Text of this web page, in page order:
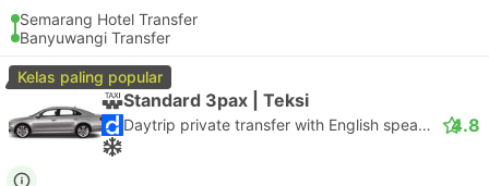
Semarang Hotel Transfer
Banyuwangi Transfer
Kelas paling popular
Standard 3pax | Teksi
Daytrip private transfer with English speaking driver 4.8